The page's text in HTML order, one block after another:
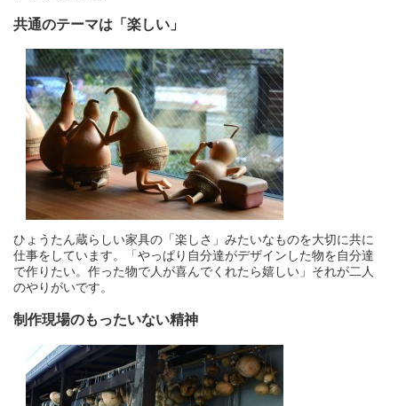
共通のテーマは「楽しい」
ひょうたん蔵らしい家具の「楽しさ」みたいなものを大切に共に
仕事をしています。「やっぱり自分達がデザインした物を自分達
で作りたい。作った物で人が喜んでくれたら嬉しい」それが二人
のやりがいです。
制作現場のもったいない精神